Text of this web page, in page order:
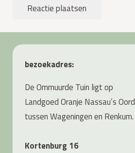
Reactie plaatsen
bezoekadres:
De Ommuurde Tuin ligt op
Landgoed Oranje Nassau’s Oord
tussen Wageningen en Renkum.
Kortenburg 16